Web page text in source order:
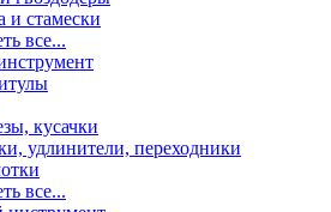
и стамески
все...
кусачки
удлинители, переходники
все...